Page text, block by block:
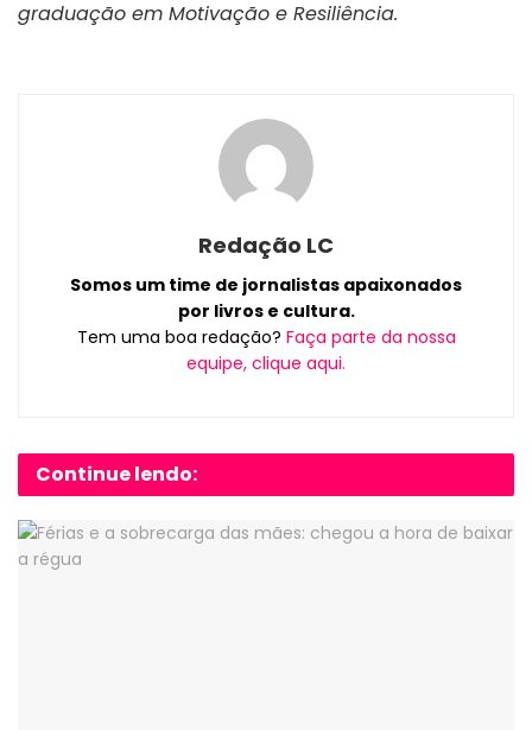
graduação em Motivação e Resiliência.
Redação LC
Somos um time de jornalistas apaixonados
por livros e cultura.
Tem uma boa redação? Faça parte da nossa
equipe, clique aqui.
Continue lendo: